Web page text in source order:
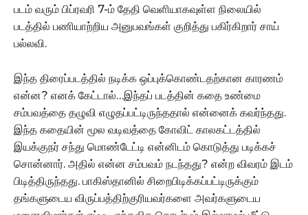
படம் வரும் பிப்ரவரி 7-ம் தேதி வெளியாகவுள்ள நிலையில்
படத்தில் பணியாற்றிய அனுபவங்கள் குறித்து பகிர்கிறார் சாய்
பல்லவி.
இந்த திரைப்படத்தில் நடிக்க ஒப்புக்கொண்டதற்கான காரணம்
என்ன? எனக் கேட்டால்…இந்தப் படத்தின் கதை உண்மை
சம்பவத்தை தழுவி எழுதப்பட்டிருந்ததால் என்னைக் கவர்ந்தது.
இந்த கதையின் மூல வடிவத்தை கோவிட் காலகட்டத்தில்
இயக்குநர் சந்து மொண்டேட்டி என்னிடம் கொடுத்து படிக்கச்
சொன்னார். அதில் என்ன சம்பவம் நடந்தது? என்ற விவரம் இடம்
பிடித்திருந்தது. பாகிஸ்தானில் சிறைபிடிக்கப்பட்டிருக்கும்
தங்களுடைய விருப்பத்திற்குரியவர்களை அவர்களுடைய